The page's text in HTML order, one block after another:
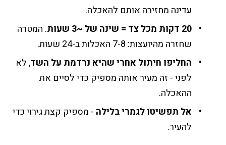
עדינה מחזירה אותם להאכלה.
20 דקות מכל צד = שינה של ~3 שעות
. המטרה
שחזרה מהיועצות: 7-8 האכלות ב-24 שעות.
החליפו חיתול אחרי שהיא נרדמת על השד, לא
לפני - זה מעיר אותה מספיק כדי לסיים את
ההאכלה.
אל תפשיטו לגמרי בלילה - מספיק קצת גירוי כדי
להעיר.